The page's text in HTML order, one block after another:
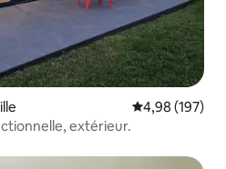
Évaluation
4,98 (197)
extérieur.